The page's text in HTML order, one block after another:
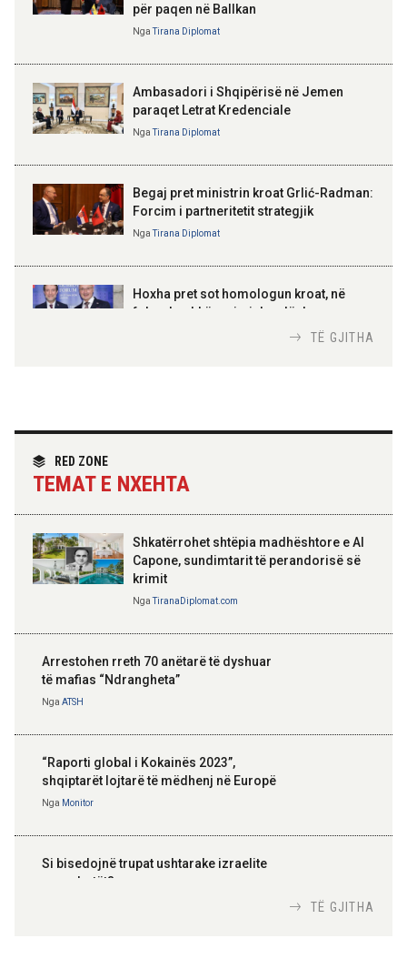
Sejko: TIPS Clone do të ulë
mund të kursejë deri në 38
Kosovë!
100-vjetori i themelimit të
Urdhrit të Skënderbeut
për paqen në Ballkan
NgaTirana Diplomat
Ambasadori i Shqipërisë në Jemen
paraqet Letrat Kredenciale
NgaTirana Diplomat
Begaj pret ministrin kroat Grlić-Radman:
Forcim i partneritetit strategjik
NgaTirana Diplomat
Hoxha pret sot homologun kroat, në
fokus bashkëpunimi dypalësh
partneritetit strategjik
TË GJITHA
RED ZONE
TEMAT E NXEHTA
Shkatërrohet shtëpia madhështore e Al
Capone, sundimtarit të perandorisë së
krimit
NgaTiranaDiplomat.com
Arrestohen rreth 70 anëtarë të dyshuar
të mafias “Ndrangheta”
Nga ATSH
“Raporti global i Kokainës 2023”,
shqiptarët lojtarë të mëdhenj në Europë
Nga Monitor
Si bisedojnë trupat ushtarake izraelite
me robotët?
TË GJITHA